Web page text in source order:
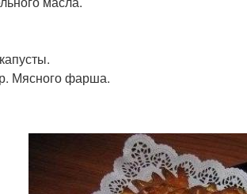
Мясного фарша.